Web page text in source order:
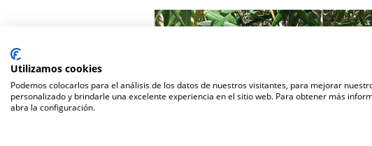
Utilizamos cookies
Podemos colocarlos para el análisis de los datos de nuestros visitantes, para mejorar
personalizado y brindarle una excelente experiencia en el sitio web. Para obtener más
abra la configuración.